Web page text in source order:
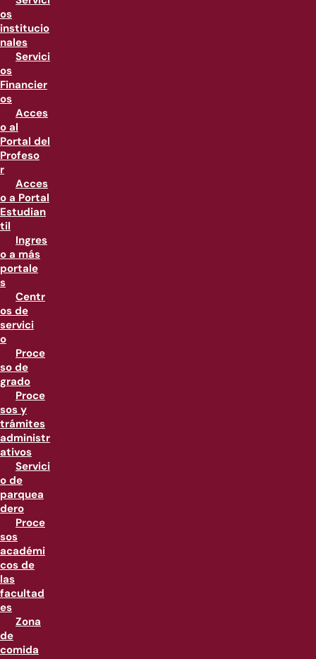
os
institucio
nales
Servici
os
Financier
os
Acces
o al
Portal del
Profeso
r
Acces
o a Portal
Estudian
til
Ingres
o a más
portale
s
Centr
os de
servici
o
Proce
so de
grado
Proce
sos y
trámites
administr
ativos
Servici
o de
parquea
dero
Proce
sos
académi
cos de
las
facultad
es
Zona
de
comida